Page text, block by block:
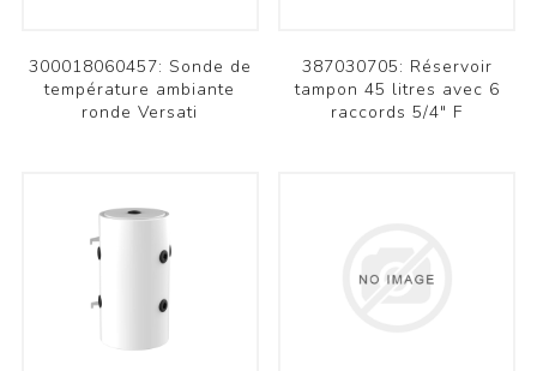
300018060457: Sonde de
température ambiante
ronde Versati
387030705: Réservoir
tampon 45 litres avec 6
raccords 5/4" F